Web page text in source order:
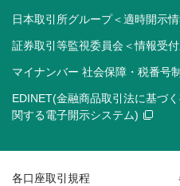
日本取引所グループ＜適時開示
証券取引等監視委員会＜情報受付
マイナンバー 社会保障・税番号
EDINET(金融商品取引法に基づ
関する電子開示システム)
各口座取引規程